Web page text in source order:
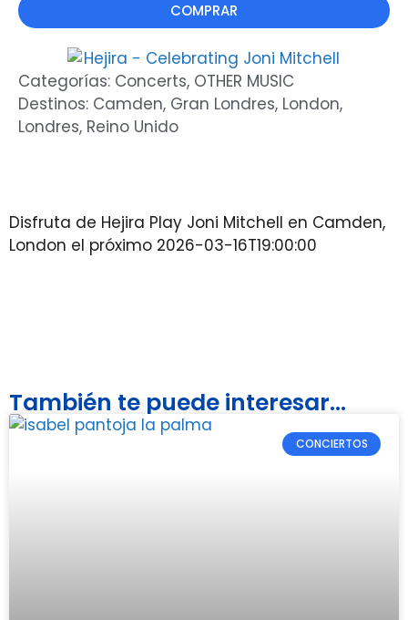
COMPRAR
Categorías: Concerts, OTHER MUSIC
Destinos: Camden, Gran Londres, London,
Londres, Reino Unido
Disfruta de Hejira Play Joni Mitchell en Camden,
London el próximo 2026-03-16T19:00:00
También te puede interesar...
CONCIERTOS